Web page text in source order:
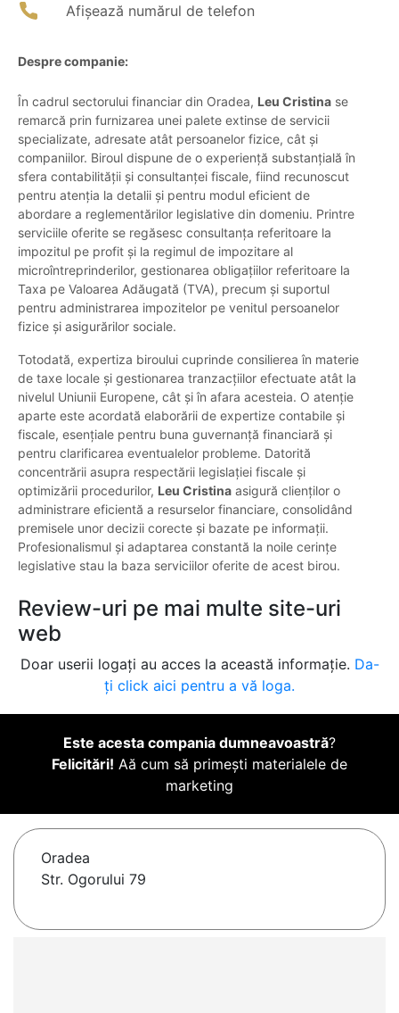
Afișează numărul de telefon
Despre companie:
În cadrul sectorului financiar din Oradea, Leu Cristina se
remarcă prin furnizarea unei palete extinse de servicii
specializate, adresate atât persoanelor fizice, cât și
companiilor. Biroul dispune de o experiență substanțială în
sfera contabilității și consultanței fiscale, fiind recunoscut
pentru atenția la detalii și pentru modul eficient de
abordare a reglementărilor legislative din domeniu. Printre
serviciile oferite se regăsesc consultanța referitoare la
impozitul pe profit și la regimul de impozitare al
microîntreprinderilor, gestionarea obligațiilor referitoare la
Taxa pe Valoarea Adăugată (TVA), precum și suportul
pentru administrarea impozitelor pe venitul persoanelor
fizice și asigurărilor sociale.
Totodată, expertiza biroului cuprinde consilierea în materie
de taxe locale și gestionarea tranzacțiilor efectuate atât la
nivelul Uniunii Europene, cât și în afara acesteia. O atenție
aparte este acordată elaborării de expertize contabile și
fiscale, esențiale pentru buna guvernanță financiară și
pentru clarificarea eventualelor probleme. Datorită
concentrării asupra respectării legislației fiscale și
optimizării procedurilor, Leu Cristina asigură clienților o
administrare eficientă a resurselor financiare, consolidând
premisele unor decizii corecte și bazate pe informații.
Profesionalismul și adaptarea constantă la noile cerințe
legislative stau la baza serviciilor oferite de acest birou.
Review-uri pe mai multe site-uri
web
Doar userii logați au acces la această informație. Da-
ți click aici pentru a vă loga.
Este acesta compania dumneavoastră?
Felicitări! Aă cum să primești materialele de
marketing
Oradea
Str. Ogorului 79